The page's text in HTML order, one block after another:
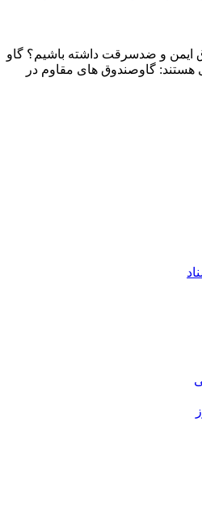
ایمن و ضدسرقت داشته باشیم؟ گاو
هستند: گاوصندوق های مقاوم در